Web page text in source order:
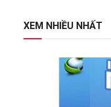
XEM NHIỀU NHẤT